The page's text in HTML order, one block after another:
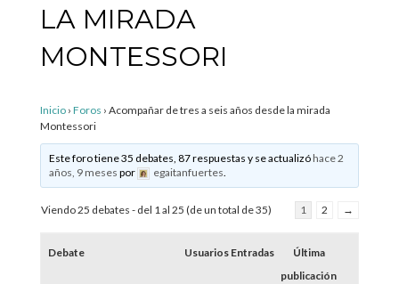
LA MIRADA
MONTESSORI
Inicio › Foros › Acompañar de tres a seis años desde la mirada
Montessori
Este foro tiene 35 debates, 87 respuestas y se actualizóhace 2
años, 9 meses por egaitanfuertes.
Viendo 25 debates - del 1 al 25 (de un total de 35) 1 2 →
Debate Usuarios Entradas
Última
publicación